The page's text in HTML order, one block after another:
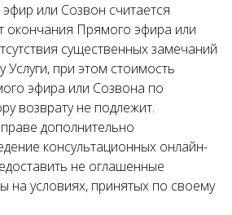
или Созвон считается
окончания Прямого эфира или
существенных замечаний
Услуги, при этом стоимость
эфира или Созвона по
возврату не подлежит.
дополнительно
консультационных онлайн-
не оглашенные
на условиях, принятых по своему